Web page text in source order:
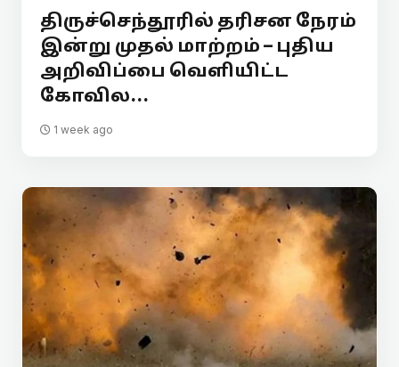
திருச்செந்தூரில் தரிசன நேரம்
இன்று முதல் மாற்றம் – புதிய
அறிவிப்பை வெளியிட்ட
கோவில...
1 week ago